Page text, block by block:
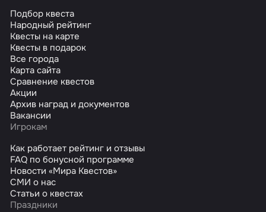
Подбор квеста
Народный рейтинг
Квесты на карте
Квесты в подарок
Все города
Карта сайта
Сравнение квестов
Акции
Архив наград и документов
Вакансии
Игрокам
Как работает рейтинг и отзывы
FAQ по бонусной программе
Новости «Мира Квестов»
СМИ о нас
Статьи о квестах
Праздники